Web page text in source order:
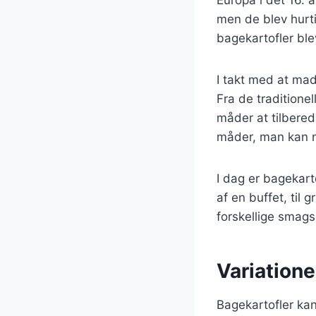
men de blev
bagekartofler
I takt med at
Fra de
måder at
måder, man kan
I dag er
af en buffet, til
forskellige
Bagekartofler